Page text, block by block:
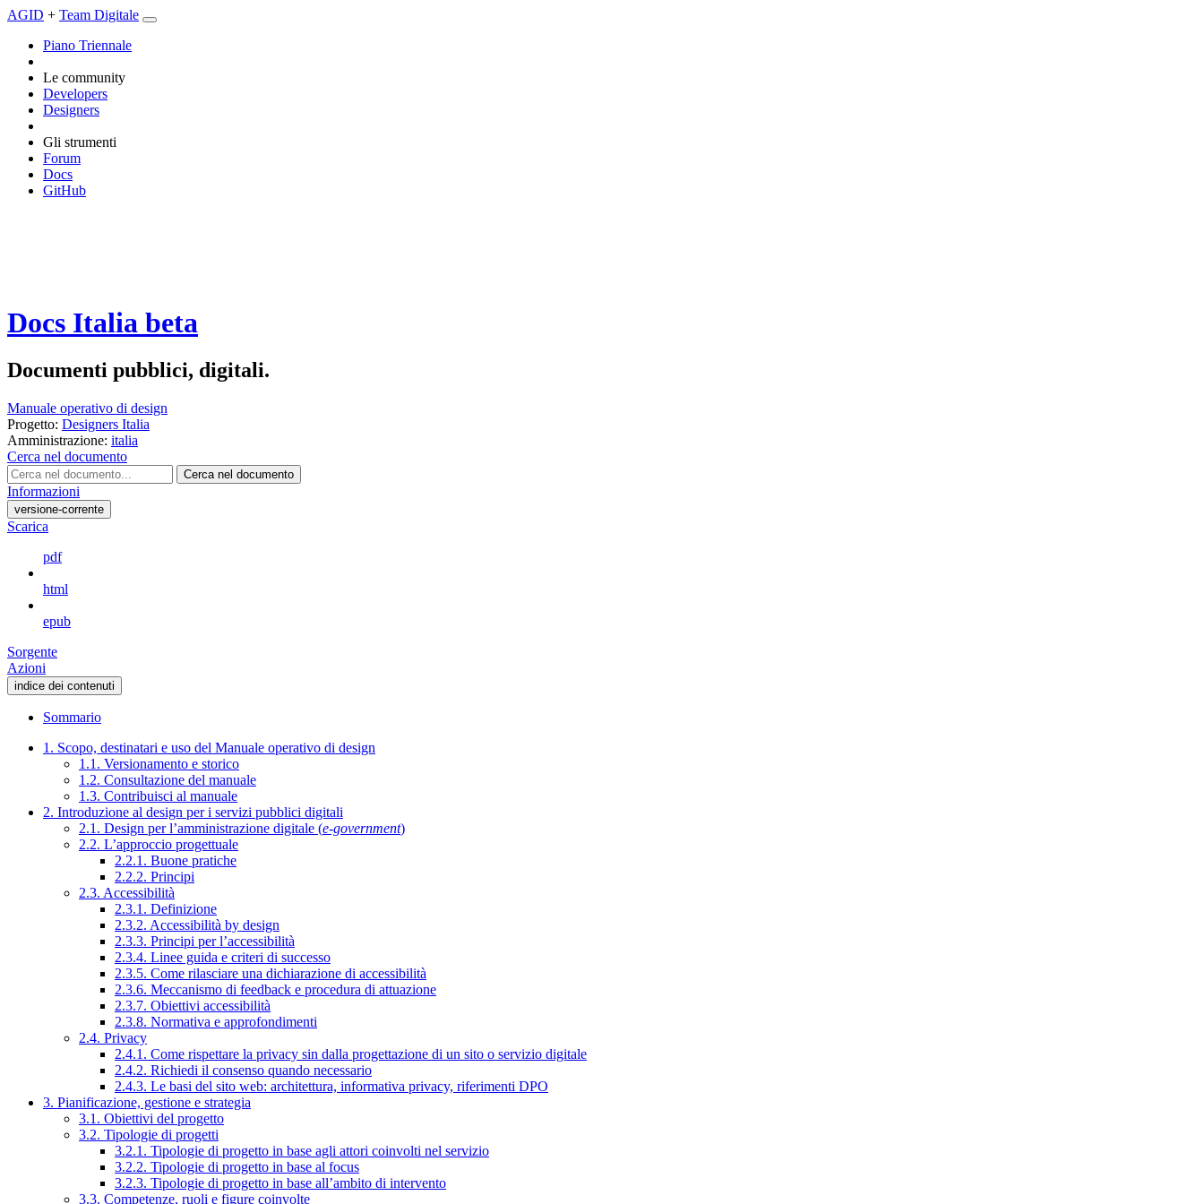
AGID + Team Digitale
Piano Triennale
Le community
Developers
Designers
Gli strumenti
Forum
Docs
GitHub
Docs Italia beta
Documenti pubblici, digitali.
Manuale operativo di design
Progetto: Designers Italia
Amministrazione: italia
Cerca nel documento
Cerca nel documento
Informazioni
versione-corrente
Scarica
pdf
html
epub
Sorgente
Azioni
indice dei contenuti
Sommario
1. Scopo, destinatari e uso del Manuale operativo di design
1.1. Versionamento e storico
1.2. Consultazione del manuale
1.3. Contribuisci al manuale
2. Introduzione al design per i servizi pubblici digitali
2.1. Design per l’amministrazione digitale (e-government)
2.2. L’approccio progettuale
2.2.1. Buone pratiche
2.2.2. Principi
2.3. Accessibilità
2.3.1. Definizione
2.3.2. Accessibilità by design
2.3.3. Principi per l’accessibilità
2.3.4. Linee guida e criteri di successo
2.3.5. Come rilasciare una dichiarazione di accessibilità
2.3.6. Meccanismo di feedback e procedura di attuazione
2.3.7. Obiettivi accessibilità
2.3.8. Normativa e approfondimenti
2.4. Privacy
2.4.1. Come rispettare la privacy sin dalla progettazione di un sito o servizio digitale
2.4.2. Richiedi il consenso quando necessario
2.4.3. Le basi del sito web: architettura, informativa privacy, riferimenti DPO
3. Pianificazione, gestione e strategia
3.1. Obiettivi del progetto
3.2. Tipologie di progetti
3.2.1. Tipologie di progetto in base agli attori coinvolti nel servizio
3.2.2. Tipologie di progetto in base al focus
3.2.3. Tipologie di progetto in base all’ambito di intervento
3.3. Competenze, ruoli e figure coinvolte